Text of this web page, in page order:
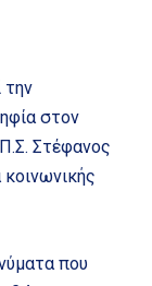
την
στον
Στέφανος
που